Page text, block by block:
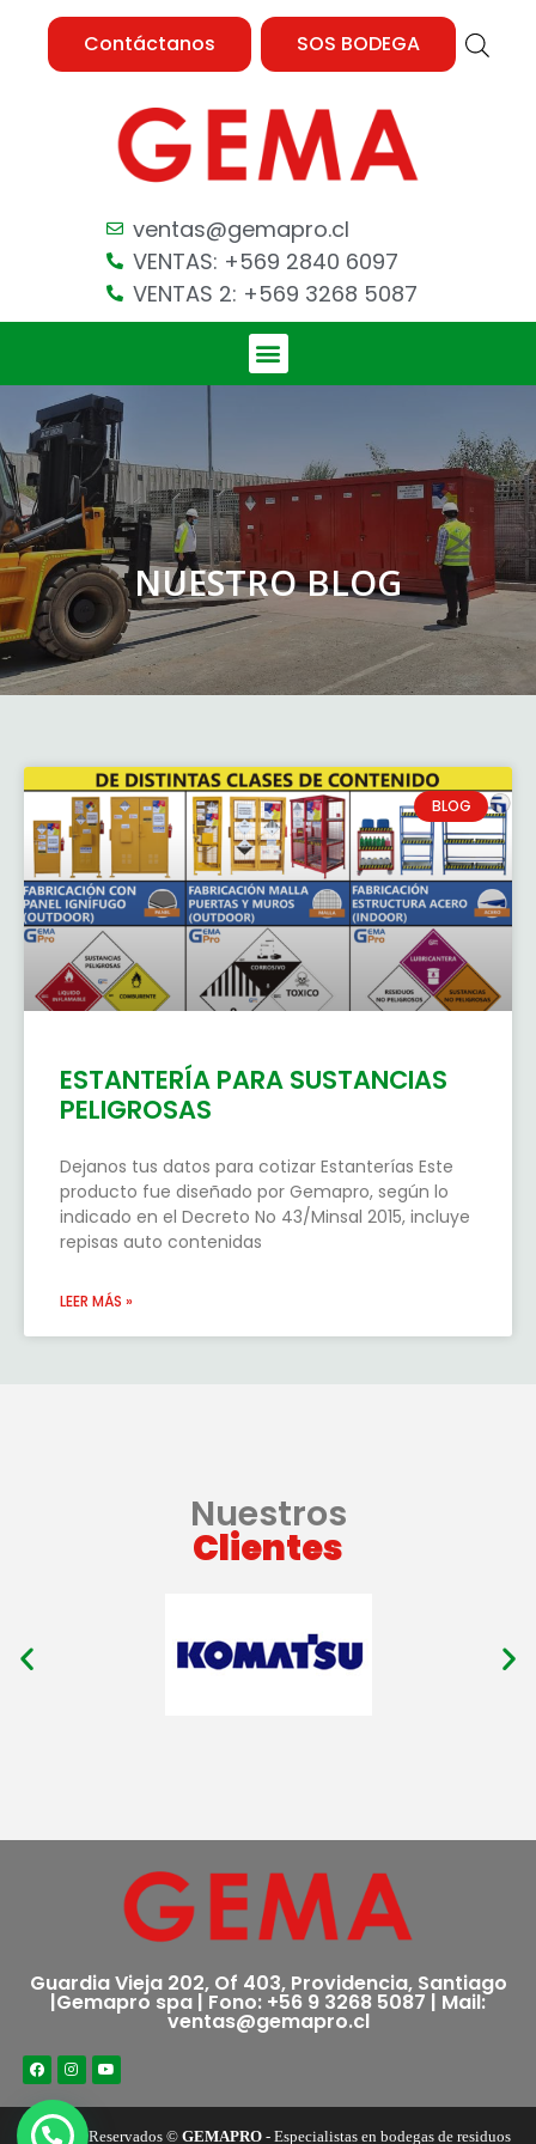
Contáctanos SOS BODEGA
ventas@gemapro.cl
VENTAS: +569 2840 6097
VENTAS 2: +569 3268 5087
NUESTRO BLOG
BLOG
ESTANTERÍA PARA SUSTANCIAS
PELIGROSAS
Dejanos tus datos para cotizar Estanterías Este
producto fue diseñado por Gemapro, según lo
indicado en el Decreto No 43/Minsal 2015, incluye
repisas auto contenidas
LEER MÁS »
Nuestros
Clientes
Guardia Vieja 202, Of 403, Providencia, Santiago
|Gemapro spa | Fono: +56 9 3268 5087 | Mail:
ventas@gemapro.cl
Derechos Reservados © GEMAPRO - Especialistas en bodegas de residuos